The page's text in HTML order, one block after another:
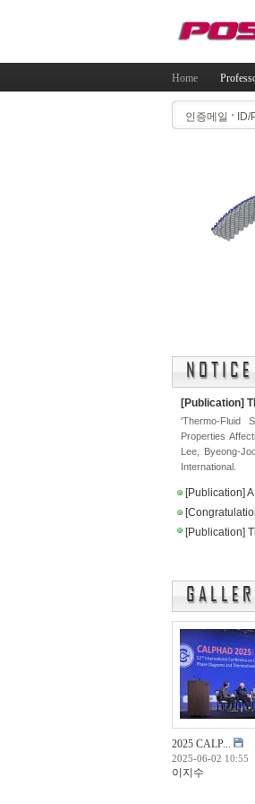
Home
인증메일 ID/
[Publication]
'Thermo-Fluid
Properties
Lee, Byeong-
International.
[Publication]
[Publication]
2025 CALP...
2025-06-02 10:55
이지수